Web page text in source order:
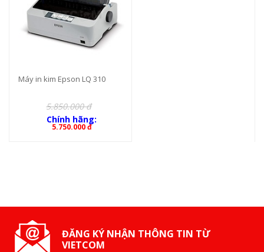
Máy in kim Epson LQ 310
5.850.000 đ
Chính hãng:
5.750.000 đ
ĐĂNG KÝ NHẬN THÔNG TIN TỪ
VIETCOM